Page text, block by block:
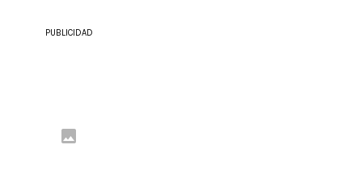
PUBLICIDAD